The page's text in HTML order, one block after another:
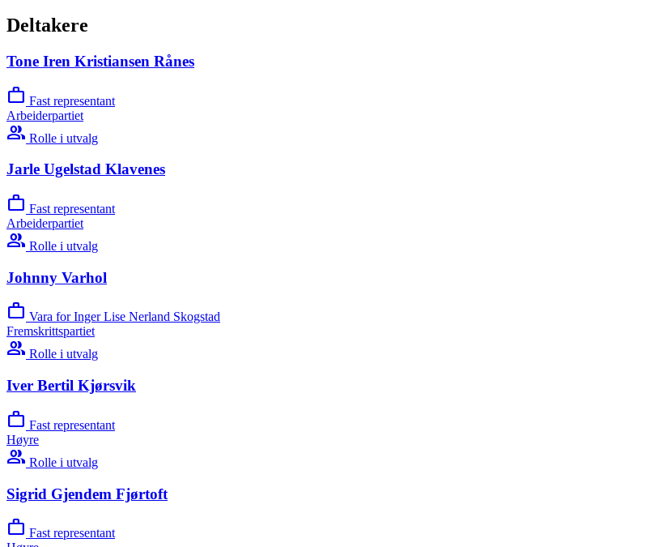
Deltakere
Tone Iren Kristiansen Rånes
work Fast representant
Arbeiderpartiet
group Rolle i utvalg
Jarle Ugelstad Klavenes
work Fast representant
Arbeiderpartiet
group Rolle i utvalg
Johnny Varhol
work Vara for Inger Lise Nerland Skogstad
Fremskrittspartiet
group Rolle i utvalg
Iver Bertil Kjørsvik
work Fast representant
Høyre
group Rolle i utvalg
Sigrid Gjendem Fjørtoft
work Fast representant